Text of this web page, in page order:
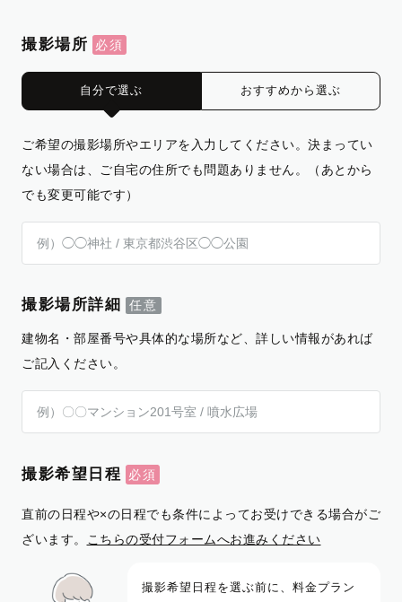
撮影場所
自分で選ぶ おすすめから選ぶ
ご希望の撮影場所やエリアを入力してください。決まってい
ない場合は、ご自宅の住所でも問題ありません。（あとから
でも変更可能です）
撮影場所詳細
建物名・部屋番号や具体的な場所など、詳しい情報があれば
ご記入ください。
撮影希望日程
直前の日程や×の日程でも条件によってお受けできる場合がご
ざいます。
こちらの受付フォームへお進みください
撮影希望日程を選ぶ前に、料金プラン